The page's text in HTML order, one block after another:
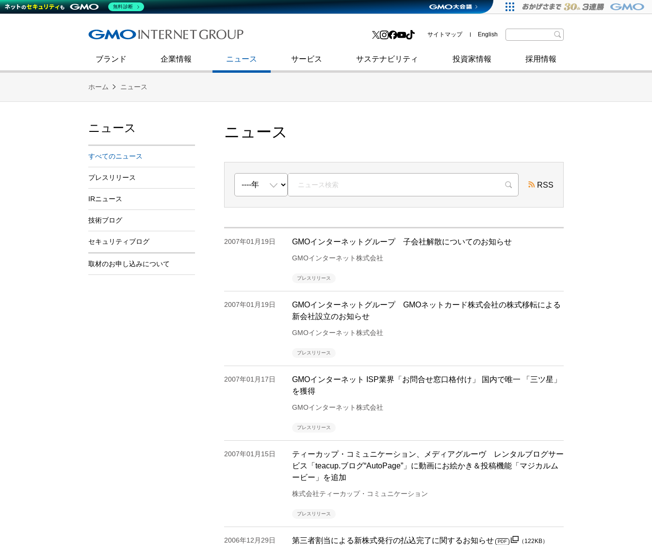
ブランド
企業情報
会社概要
社史
渋谷フクラス入館方法
ニュース
技術ブログ 取材のお申し込みについて
サービス
インターネットセキュリティ事業 その他
サステナビリティ
コミュニケーション
ダイバーシティ＆インクルージョン
SDGsへの取り組み
政府・自治体からの認定
投資家情報
熊谷正寿が語るグループ成長戦略・
財務・業績
よくあるご質問 格付・社債情報
採用情報
第二新卒採用 サイトマップ English
ホーム ニュース
ニュース
RSS
2007年01月19日 GMOインターネットグループ 子会社解散についてのお知らせ
GMOインターネット株式会社
プレスリリース
2007年01月19日
GMOインターネットグループ GMOネットカード株式会社の株式移転による
新会社設立のお知らせ
GMOインターネット株式会社
プレスリリース
2007年01月17日
GMOインターネット ISP業界「お問合せ窓口格付け」 国内で唯一 「三ツ星」
を獲得
GMOインターネット株式会社
プレスリリース
2007年01月15日
ティーカップ・コミュニケーション、メディアグルーヴ レンタルブログサー
ビス「teacup.ブログ“AutoPage”」に動画にお絵かき＆投稿機能「マジカルム
ービー」を追加
株式会社ティーカップ・コミュニケーション
プレスリリース
2006年12月29日 第三者割当による新株式発行の払込完了に関するお知らせ PDF （122KB）
ニュース
すべてのニュース
プレスリリース
IRニュース
技術ブログ
セキュリティブログ
取材のお申し込みについて
無料診断